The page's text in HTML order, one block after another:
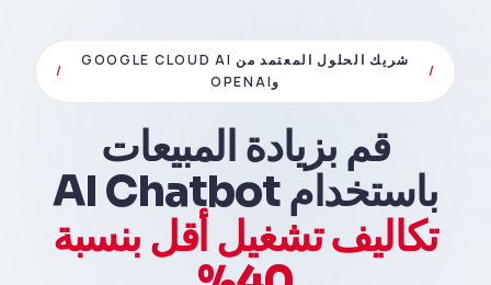
/
شريك الحلول المعتمد من GOOGLE CLOUD AI
وOPENAI
/
قم بزيادة المبيعات
باستخدام AI Chatbot
تكاليف تشغيل أقل بنسبة